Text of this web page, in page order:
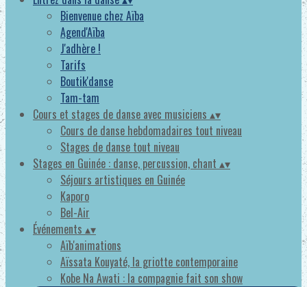
Bienvenue chez Aïba
Agend'Aïba
J'adhère !
Tarifs
Boutik'danse
Tam-tam
Cours et stages de danse avec musiciens ▴▾
Cours de danse hebdomadaires tout niveau
Stages de danse tout niveau
Stages en Guinée : danse, percussion, chant ▴▾
Séjours artistiques en Guinée
Kaporo
Bel-Air
Événements ▴▾
Aïb'animations
Aïssata Kouyaté, la griotte contemporaine
Kobe Na Awati : la compagnie fait son show